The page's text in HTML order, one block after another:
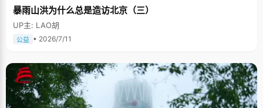
暴雨山洪为什么总是造访北京（三）
UP主: LAO胡
公益 • 2026/7/11